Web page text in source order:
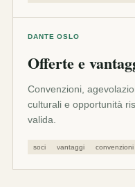
DANTE OSLO
Offerte e
Convenzioni,
culturali e opportunità
valida.
soci vantaggi convenzioni